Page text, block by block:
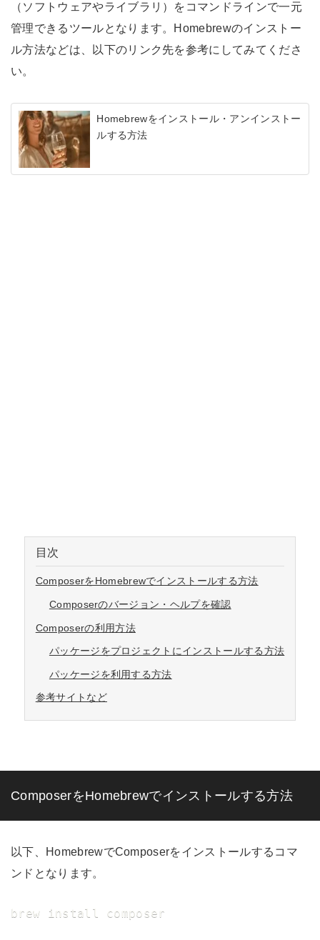
（ソフトウェアやライブラリ）をコマンドラインで一元
管理できるツールとなります。Homebrewのインストー
ル方法などは、以下のリンク先を参考にしてみてくださ
い。
Homebrewをインストール・アンインストー
ルする方法
目次
ComposerをHomebrewでインストールする方法
Composerのバージョン・ヘルプを確認
Composerの利用方法
パッケージをプロジェクトにインストールする方法
パッケージを利用する方法
参考サイトなど
ComposerをHomebrewでインストールする方法
以下、HomebrewでComposerをインストールするコマ
ンドとなります。
brew install composer